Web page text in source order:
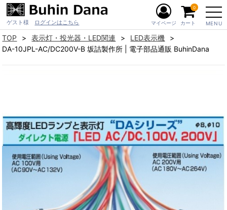
ゲスト様 ログインはこちら MENU
マイページ カート
0
TOP 表示灯・投光器・LED関連
LED表示機
DA-10JPL-AC/DC200V-B 坂詰製作所 | 電子部品通販 BuhinDana